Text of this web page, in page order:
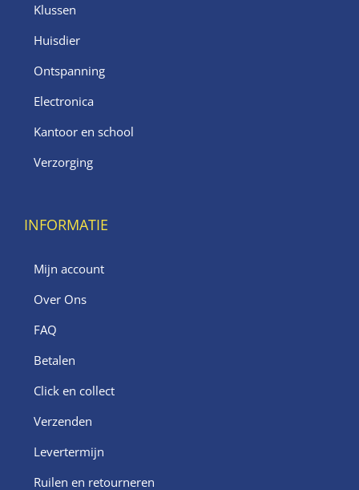
Klussen
Huisdier
Ontspanning
Electronica
Kantoor en school
Verzorging
INFORMATIE
Mijn account
Over Ons
FAQ
Betalen
Click en collect
Verzenden
Levertermijn
Ruilen en retourneren